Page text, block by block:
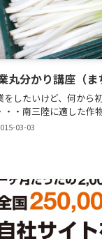
丸分かり講座（ま
をしたいけど、何から
・・南三陸に適した作
03-03